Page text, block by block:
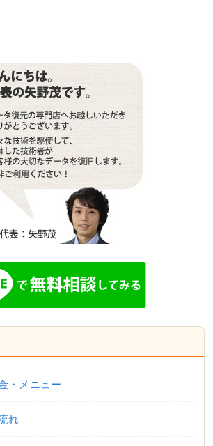
・メニュー
れ